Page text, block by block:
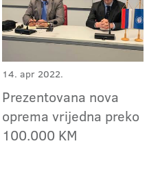
14. apr 2022.
Prezentovana nova
oprema vrijedna preko
100.000 KM